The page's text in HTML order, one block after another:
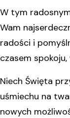
W tym
Wam
radości i
czasem
Niech Święta
uśmiechu na
nowych